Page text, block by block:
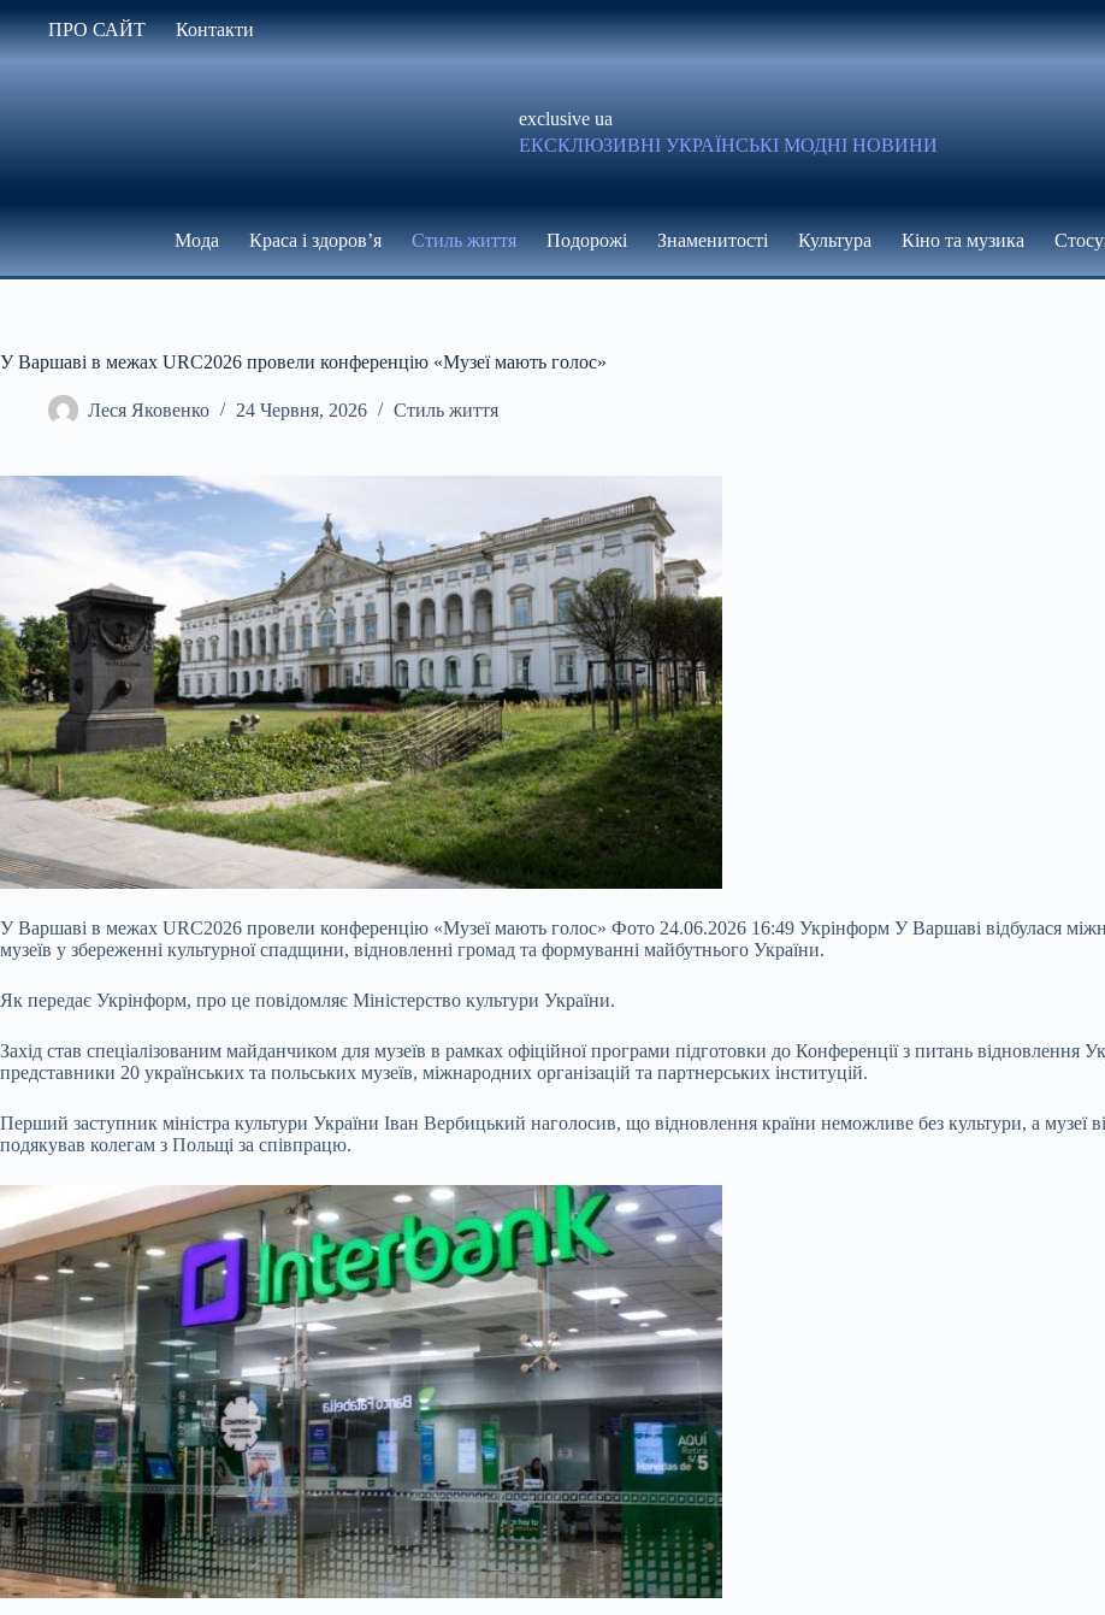
до
вмісту
ПРО САЙТ Контакти
exclusive ua
ЕКСКЛЮЗИВНІ УКРАЇНСЬКІ МОДНІ НОВИНИ
Мода Краса і здоров’я Стиль життя Подорожі Знаменитості Культура Кіно та музика
У Варшаві в межах URC2026 провели конференцію «Музеї мають голос»
Леся Яковенко 24 Червня, 2026 Стиль життя
У Варшаві в межах URC2026 провели конференцію «Музеї мають голос» Фото 24.06.2026 16:49 Укрінформ У Варшаві відбулася
музеїв у збереженні культурної спадщини, відновленні громад та формуванні майбутнього України.
Як передає Укрінформ, про це повідомляє Міністерство культури України.
Захід став спеціалізованим майданчиком для музеїв в рамках офіційної програми підготовки до Конференції з питань відновлення
представники 20 українських та польських музеїв, міжнародних організацій та партнерських інституцій.
Перший заступник міністра культури України Іван Вербицький наголосив, що відновлення країни неможливе без культури, а музеї
подякував колегам з Польщі за співпрацю.